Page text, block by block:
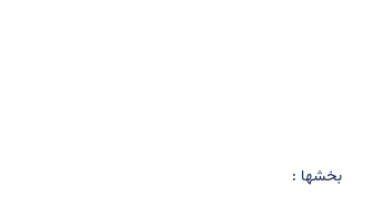
بخشها :